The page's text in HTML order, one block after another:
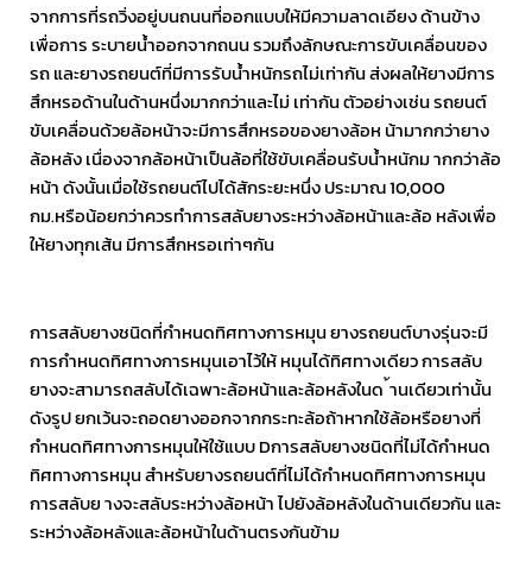
จากการที่รถวิ่งอยู่บนถนนที่ออกแบบให้มีความลาดเอียง ด้านข้าง
เพื่อการ ระบายน้ำออกจากถนน รวมถึงลักษณะการขับเคลื่อนของ
รถ และยางรถยนต์ที่มีการรับน้ำหนักรถไม่เท่ากัน ส่งผลให้ยางมีการ
สึกหรอด้านในด้านหนึ่งมากกว่าและไม่ เท่ากัน ตัวอย่างเช่น รถยนต์
ขับเคลื่อนด้วยล้อหน้าจะมีการสึกหรอของยางล้อห น้ามากกว่ายาง
ล้อหลัง เนื่องจากล้อหน้าเป็นล้อที่ใช้ขับเคลื่อนรับน้ำหนักม ากกว่าล้อ
หน้า ดังนั้นเมื่อใช้รถยนต์ไปได้สักระยะหนึ่ง ประมาณ 10,000
กม.หรือน้อยกว่าควรทำการสลับยางระหว่างล้อหน้าและล้อ หลังเพื่อ
ให้ยางทุกเส้น มีการสึกหรอเท่าๆกัน
การสลับยางชนิดที่กำหนดทิศทางการหมุน ยางรถยนต์บางรุ่นจะมี
การกำหนดทิศทางการหมุนเอาไว้ให้ หมุนได้ทิศทางเดียว การสลับ
ยางจะสามารถสลับได้เฉพาะล้อหน้าและล้อหลังในด ้านเดียวเท่านั้น
ดังรูป ยกเว้นจะถอดยางออกจากกระทะล้อถ้าหากใช้ล้อหรือยางที่
กำหนดทิศทางการหมุนให้ใช้แบบ Dการสลับยางชนิดที่ไม่ได้กำหนด
ทิศทางการหมุน สำหรับยางรถยนต์ที่ไม่ได้กำหนดทิศทางการหมุน
การสลับย างจะสลับระหว่างล้อหน้า ไปยังล้อหลังในด้านเดียวกัน และ
ระหว่างล้อหลังและล้อหน้าในด้านตรงกันข้าม